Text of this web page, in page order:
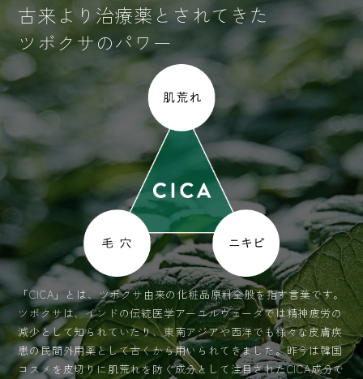
古来より治療薬とされてきた
ツボクサのパワー
「CICA」とは、ツボクサ由来の化粧品原料全般を指す言葉です。
ツボクサは、インドの伝統医学アーユルヴェーダでは精神疲労の
減少として知られていたり、東南アジアや西洋でも様々な皮膚疾
患の民間外用薬として古くから用いられてきました。昨今は韓国
コスメを皮切りに肌荒れを防ぐ成分として注目されたCICA成分で